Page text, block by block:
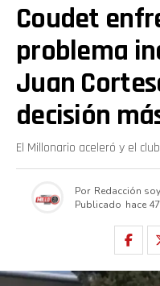
Coudet
problema
Juan
decisión
El Millonario aceleró y el
Por Redacción
Publicado hace